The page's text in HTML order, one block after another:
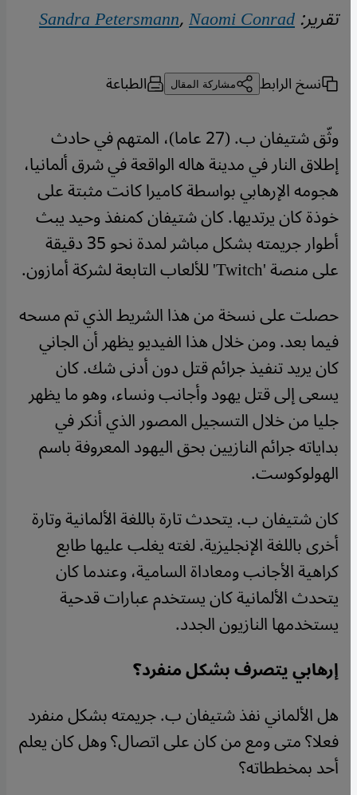
تقرير: Sandra Petersmann,Naomi Conrad
نسخ الرابط مشاركة المقال الطباعة
وثّق شتيفان ب. (27 عاما)، المتهم في حادث
إطلاق النار في مدينة هاله الواقعة في شرق ألمانيا،
هجومه الإرهابي بواسطة كاميرا كانت مثبتة على
خوذة كان يرتديها. كان شتيفان كمنفذ وحيد يبث
أطوار جريمته بشكل مباشر لمدة نحو 35 دقيقة
على منصة 'Twitch' للألعاب التابعة لشركة أمازون.
حصلت على نسخة من هذا الشريط الذي تم مسحه
فيما بعد. ومن خلال هذا الفيديو يظهر أن الجاني
كان يريد تنفيذ جرائم قتل دون أدنى شك. كان
يسعى إلى قتل يهود وأجانب ونساء، وهو ما يظهر
جليا من خلال التسجيل المصور الذي أنكر في
بداياته جرائم النازيين بحق اليهود المعروفة باسم
الهولوكوست.
كان شتيفان ب. يتحدث تارة باللغة الألمانية وتارة
أخرى باللغة الإنجليزية. لغته يغلب عليها طابع
كراهية الأجانب ومعاداة السامية، وعندما كان
يتحدث الألمانية كان يستخدم عبارات قدحية
يستخدمها النازيون الجدد.
إرهابي يتصرف بشكل منفرد؟
هل الألماني نفذ شتيفان ب. جريمته بشكل منفرد
فعلا؟ متى ومع من كان على اتصال؟ وهل كان يعلم
أحد بمخططاته؟